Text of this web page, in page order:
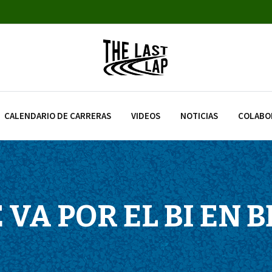
CALENDARIO DE CARRERAS VIDEOS NOTICIAS
POR EL BI EN